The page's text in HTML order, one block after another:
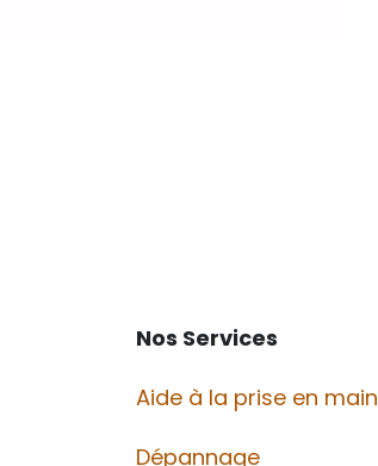
Aide à la prise en main
Dépannage
Nos Services